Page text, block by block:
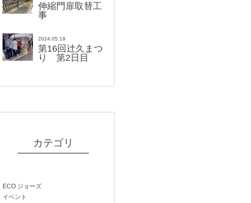
伸縮門扉取替工
事
2024.05.19
第16回 辻久まつ
り 第2日目
カテゴリ
ECO ジョーズ
イベント